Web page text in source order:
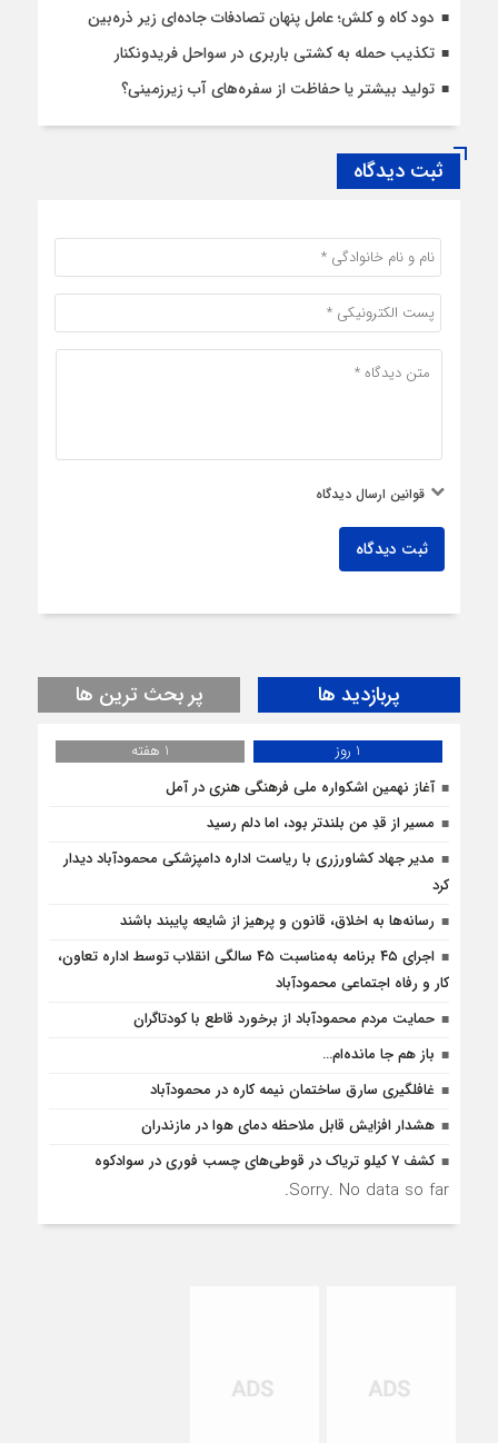
دود کاه و کلش؛ عامل پنهان تصادفات جاده‌ای زیر ذره‌بین
تکذیب حمله به کشتی باربری در سواحل فریدونکنار
تولید بیشتر یا حفاظت از سفره‌های آب زیرزمینی؟
ثبت دیدگاه
قوانین ارسال دیدگاه
ثبت دیدگاه
پربازدید ها پر بحث ترین ها
1 روز
1 هفته
آغاز نهمین اشکواره ملی فرهنگی هنری در آمل
مسیر از قدِ من بلندتر بود، اما دلم رسید
مدیر جهاد کشاورزری با ریاست اداره دامپزشکی محمودآباد دیدار
کرد
رسانه‌ها به اخلاق، قانون و پرهیز از شایعه پایبند باشند
اجرای ۴۵ برنامه به‌مناسبت ۴۵ سالگی انقلاب توسط اداره تعاون،
کار و رفاه اجتماعی محمودآباد
حمایت مردم محمودآباد از برخورد قاطع با کودتاگران
باز هم جا مانده‌ام…
غافلگيري سارق ساختمان نيمه کاره در محمودآباد
هشدار افزایش قابل ملاحظه دمای هوا در مازندران
کشف 7 کیلو تریاک در قوطی‌‌های چسب فوری در سوادکوه
Sorry. No data so far.